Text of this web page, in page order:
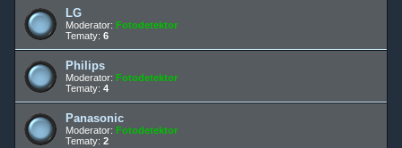
LG
Moderator: Fotodetektor
Tematy: 6
Philips
Moderator: Fotodetektor
Tematy: 4
Panasonic
Moderator: Fotodetektor
Tematy: 2